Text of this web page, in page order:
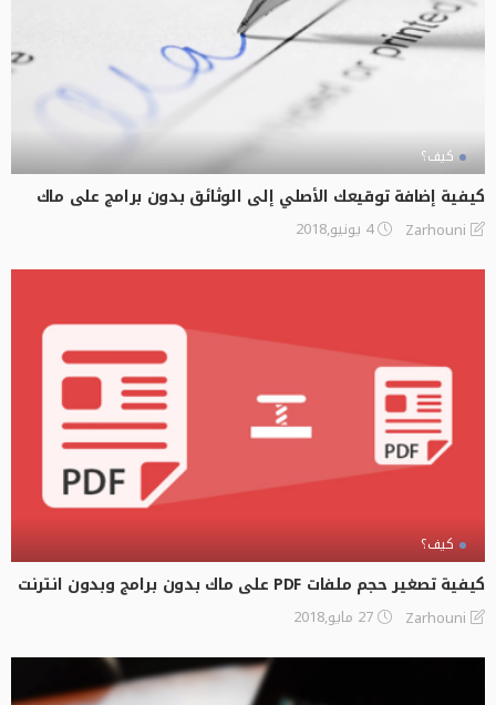
كيف؟
كيفية إضافة توقيعك الأصلي إلى الوثائق بدون برامج على ماك
Zarhouni 4 يونيو,2018
كيف؟
كيفية تصغير حجم ملفات PDF على ماك بدون برامج وبدون انترنت
Zarhouni 27 مايو,2018